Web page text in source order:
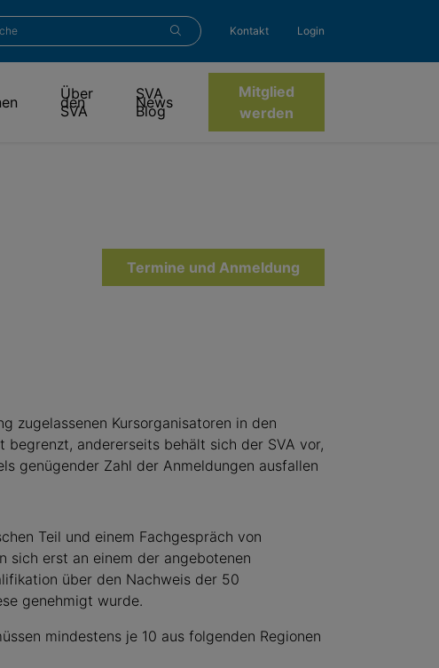
Kontakt Login
Über
den
SVA
SVA
News
Blog
Mitglied
werden
Termine und Anmeldung
zugelassenen Kursorganisatoren in den
begrenzt, andererseits behält sich der SVA vor,
genügender Zahl der Anmeldungen ausfallen
Teil und einem Fachgespräch von
sich erst an einem der angebotenen
über den Nachweis der 50
genehmigt wurde.
mindestens je 10 aus folgenden Regionen